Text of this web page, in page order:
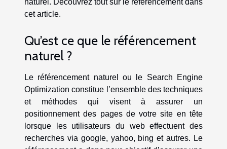
cet article.
Qu’est ce que le référencement
naturel ?
Le référencement naturel ou le Search Engine
Optimization constitue l’ensemble des techniques
et méthodes qui visent à assurer un
positionnement des pages de votre site en tête
lorsque les utilisateurs du web effectuent des
recherches via google, yahoo, bing et autres. Le